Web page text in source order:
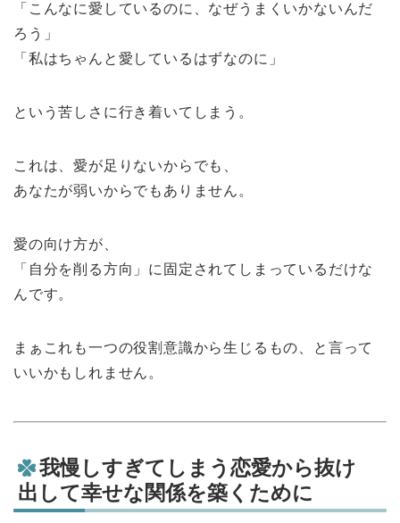
「こんなに愛しているのに、なぜうまくいかないんだ
ろう」
「私はちゃんと愛しているはずなのに」
という苦しさに行き着いてしまう。
これは、愛が足りないからでも、
あなたが弱いからでもありません。
愛の向け方が、
「自分を削る方向」に固定されてしまっているだけな
んです。
まぁこれも一つの役割意識から生じるもの、と言って
いいかもしれません。
我慢しすぎてしまう恋愛から抜け
出して幸せな関係を築くために